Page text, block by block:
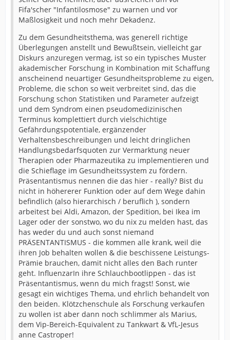
Fifa'scher "Infantilosmose" zu warnen und vor
Maßlosigkeit und noch mehr Dekadenz.
Zu dem Gesundheitsthema, was generell richtige
Überlegungen anstellt und Bewußtsein, vielleicht gar
Diskurs anzuregen vermag, ist so ein typisches Muster
akademischer Forschung in Kombination mit Schaffung
anscheinend neuartiger Gesundheitsprobleme zu eigen,
Probleme, die schon so weit verbreitet sind, das die
Forschung schon Statistiken und Parameter aufzeigt
und dem Syndrom einen pseudomedizinischen
Terminus komplettiert durch vielschichtige
Gefährdungspotentiale, ergänzender
Verhaltensbeschreibungen und leicht dringlichen
Handlungsbedarfsquoten zur Vermarktung neuer
Therapien oder Pharmazeutika zu implementieren und
die Schieflage im Gesundheitssystem zu fördern.
Präsentantismus nennen die das hier - really? Bist du
nicht in höhererer Funktion oder auf dem Wege dahin
befindlich (also hierarchisch / beruflich ), sondern
arbeitest bei Aldi, Amazon, der Spedition, bei Ikea im
Lager oder der sonstwo, wo du nix zu melden hast, das
has weder du und auch sonst niemand
PRÄSENTANTISMUS - die kommen alle krank, weil die
ihren Job behalten wollen & die beschissene Leistungs-
Prämie brauchen, damit nicht alles den Bach runter
geht. InfluenzarIn ihre Schlauchbootlippen - das ist
Präsentantismus, wenn du mich fragst! Sonst, wie
gesagt ein wichtiges Thema, und ehrlich behandelt von
den beiden. Klötzchenschule als Forschung verkaufen
zu wollen ist aber dann noch schlimmer als Marius,
dem Vip-Bereich-Equivalent zu Tankwart & VfL-Jesus
anne Castroper!